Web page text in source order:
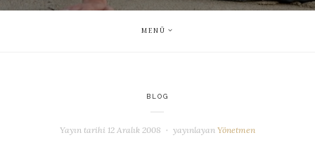
MENÜ
BLOG
Yayın tarihi 12 Aralık 2008 yayınlayan Yönetmen